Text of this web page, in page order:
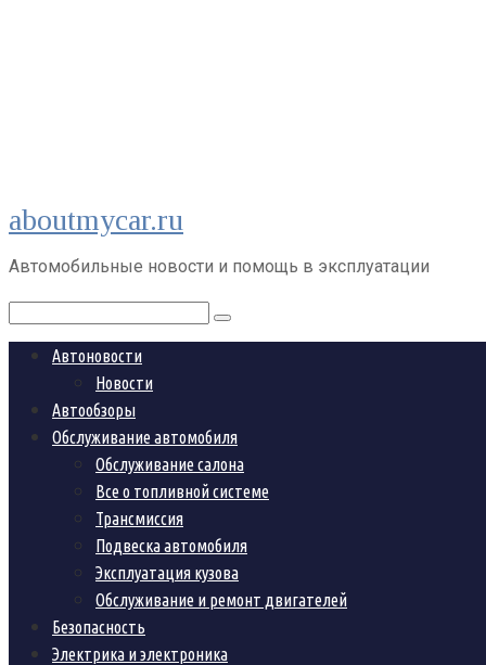
Перейти
к
контенту
aboutmycar.ru
Автомобильные новости и помощь в эксплуатации
Поиск:
Автоновости
Новости
Автообзоры
Обслуживание автомобиля
Обслуживание салона
Все о топливной системе
Трансмиссия
Подвеска автомобиля
Эксплуатация кузова
Обслуживание и ремонт двигателей
Безопасность
Электрика и электроника